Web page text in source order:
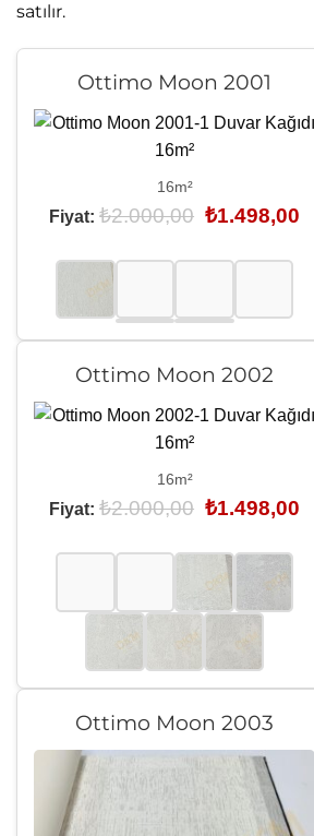
satılır.
Ottimo Moon 2001
16m²
Fiyat:₺2.000,00 Orijinal
₺1.498,00Şu
Ottimo Moon 2002
16m²
Fiyat:₺2.000,00 Orijinal
₺1.498,00Şu
Ottimo Moon 2003